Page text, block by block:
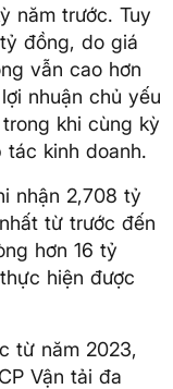
năm trước. Tuy
đồng, do giá
vẫn cao hơn
nhuận chủ yếu
khi cùng kỳ
tác kinh doanh.
nhận 2,708 tỷ
từ trước đến
hơn 16 tỷ
hiện được
từ năm 2023,
Vận tải đa